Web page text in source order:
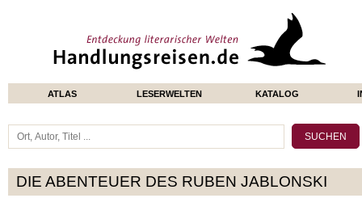
ATLAS LESERWELTEN KATALOG
DIE ABENTEUER DES RUBEN JABLONSKI